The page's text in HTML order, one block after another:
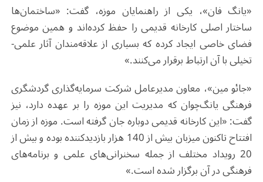
«یانگ فان»، یکی از راهنمایان موزه، گفت: «ساختمان‌ها
ساختار اصلی کارخانه قدیمی را حفظ کرده‌اند و همین موضوع
فضای خاصی ایجاد کرده که بسیاری از علاقه‌مندان آثار علمی‌-
تخیلی با آن ارتباط برقرار می‌کنند.»
«جائو مین»، معاون مدیرعامل شرکت سرمایه‌گذاری گردشگری
فرهنگی یانگ‌چوان که مدیریت این موزه را بر عهده دارد، نیز
گفت: «این کارخانه قدیمی دوباره جان گرفته است. موزه از زمان
افتتاح تاکنون میزبان بیش از 140 هزار بازدیدکننده بوده و بیش از
20 رویداد مختلف از جمله سخنرانی‌های علمی و برنامه‌های
فرهنگی در آن برگزار شده است.»